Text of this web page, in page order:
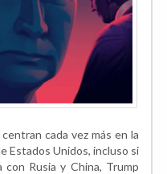
cada vez más en la
Estados Unidos, incluso si
Rusia y China, Trump